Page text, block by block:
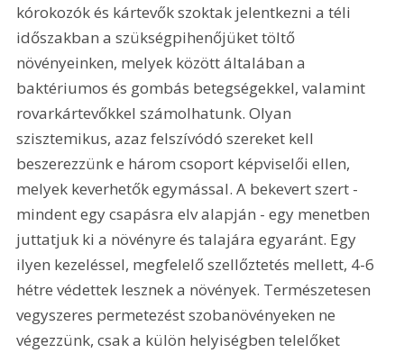
kórokozók és kártevők szoktak jelentkezni a téli
időszakban a szükségpihenőjüket töltő
növényeinken, melyek között általában a
baktériumos és gombás betegségekkel, valamint
rovarkártevőkkel számolhatunk. Olyan
szisztemikus, azaz felszívódó szereket kell
beszerezzünk e három csoport képviselői ellen,
melyek keverhetők egymással. A bekevert szert -
mindent egy csapásra elv alapján - egy menetben
juttatjuk ki a növényre és talajára egyaránt. Egy
ilyen kezeléssel, megfelelő szellőztetés mellett, 4-6
hétre védettek lesznek a növények. Természetesen
vegyszeres permetezést szobanövényeken ne
végezzünk, csak a külön helyiségben telelőket